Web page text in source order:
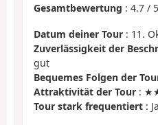
Gesamtbewertung : 4.7 / 5
Datum deiner Tour : 11.
Zuverlässigkeit der
gut
Bequemes Folgen der
Attraktivität der Tour :
Tour stark frequentiert : Ja